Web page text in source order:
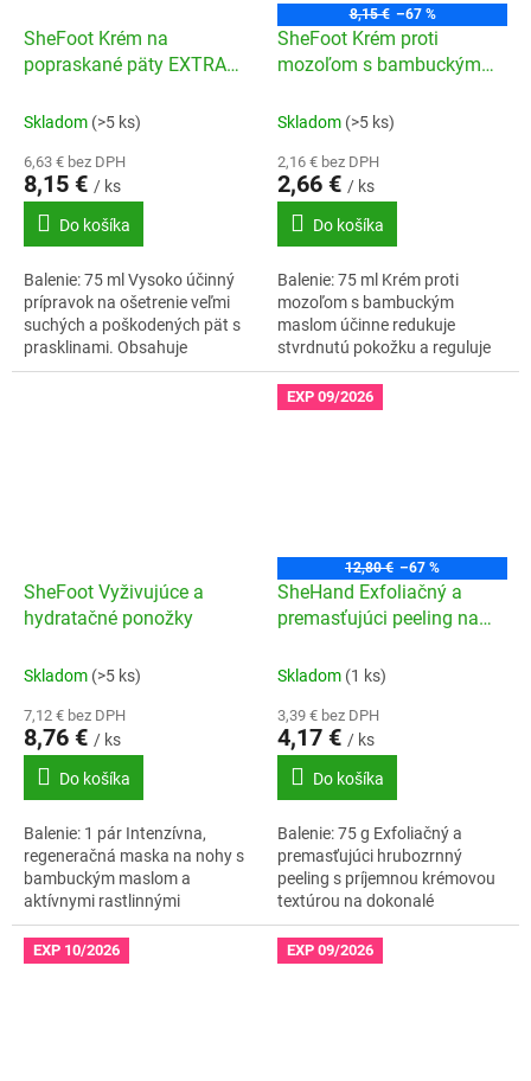
SheFoot Krém na
popraskané päty EXTRA
Skladom (>5 ks)
6,63 € bez DPH
8,15 € / ks
Do košíka
Balenie: 75 ml Vysoko účinný
prípravok na ošetrenie veľmi
suchých a poškodených pät s
prasklinami. Obsahuje
bambucké maslo a 30%
8,15 € –67 %
SheFoot Krém proti
mozoľom s bambuckým
Skladom (>5 ks)
2,16 € bez DPH
2,66 € / ks
Do košíka
Balenie: 75 ml Krém proti
mozoľom s bambuckým
maslom účinne redukuje
stvrdnutú pokožku a reguluje
proces rohovatenia. Vhodný
pre diabetikov.
SheFoot Vyživujúce a
hydratačné ponožky
Skladom (>5 ks)
7,12 € bez DPH
8,76 € / ks
Do košíka
Balenie: 1 pár Intenzívna,
regeneračná maska na nohy s
bambuckým maslom a
aktívnymi rastlinnými
extraktmi.Vhodné pre
diabetikov.
EXP 09/2026
12,80 € –67 %
SheHand Exfoliačný a
premasťujúci peeling na
Skladom (1 ks)
3,39 € bez DPH
4,17 € / ks
Do košíka
Balenie: 75 g Exfoliačný a
premasťujúci hrubozrnný
peeling s príjemnou krémovou
textúrou na dokonalé
vyhladenie a regeneráciu citlivej
pokožky rúk.Vegan.
EXP 10/2026 EXP 09/2026